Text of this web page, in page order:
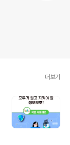
더보기